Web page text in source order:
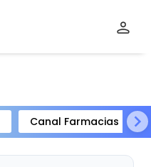
Canal Farmacias